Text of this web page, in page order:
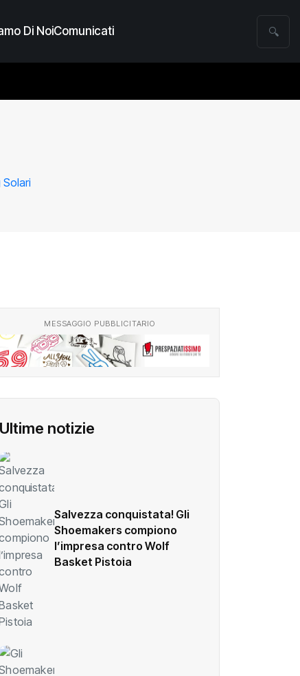
Di NoiComunicati 🔍
MESSAGGIO PUBBLICITARIO
Ultime notizie
Salvezza conquistata! Gli
Shoemakers compiono
l’impresa contro Wolf
Basket Pistoia